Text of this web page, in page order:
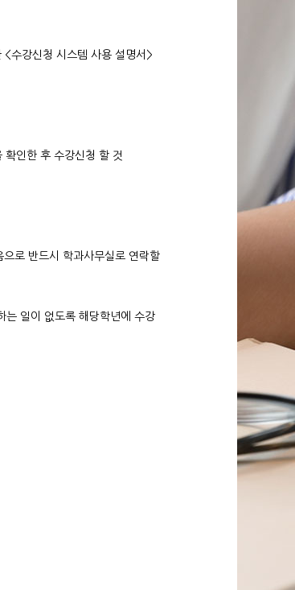
수강신청 시스템 사용 설명서>
인한 후 수강신청 할 것
로 반드시 학과사무실로 연락할
는 일이 없도록 해당학년에 수강